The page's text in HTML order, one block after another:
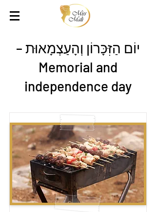
יוֹם הַזִּכָּרוֹן וְהָעַצְמָאוּת –
Memorial and
independence day